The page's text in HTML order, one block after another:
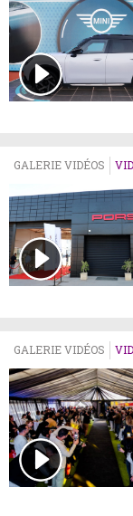
GALERIE VIDÉOS
GALERIE VIDÉOS